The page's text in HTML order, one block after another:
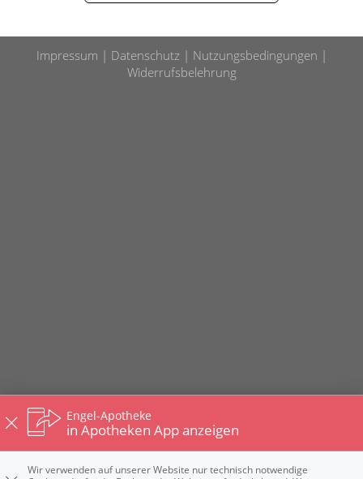
Impressum Datenschutz
Nutzungsbedingungen
Widerrufsbelehrung
Engel-Apotheke
in Apotheken App anzeigen
Wir verwenden auf unserer Website nur technisch notwendige